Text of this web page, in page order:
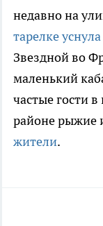
недавно на
тарелке
Звездной во
маленький
частые гости
районе рыжие
жители.